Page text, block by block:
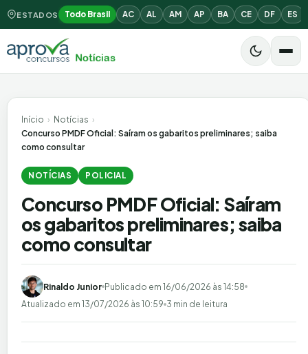
ESTADOS Todo Brasil AC AL AM AP BA CE DF ES
Início › Notícias ›
Concurso PMDF Oficial: Saíram os gabaritos preliminares; saiba
como consultar
NOTÍCIAS POLICIAL
Concurso PMDF Oficial: Saíram
os gabaritos preliminares; saiba
como consultar
Rinaldo Junior Publicado em 16/06/2026 às 14:58
Atualizado em 13/07/2026 às 10:59 3 min de leitura